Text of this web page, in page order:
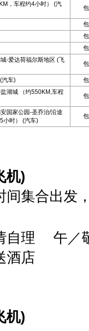
，车程约4小时） (汽
-爱达荷福尔斯地区 (飞
汽车)
湖城 （约550KM,车程
国家公园-圣乔治/沿途
小时） (汽车)
机)
间集合出发
自理 午
酒店
机)